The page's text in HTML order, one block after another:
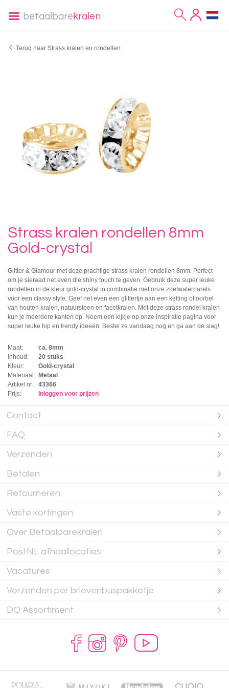
betaalbare kralen
Terug naar Strass kralen en rondellen
Strass kralen rondellen 8mm
Gold-crystal
Glitter & Glamour met deze prachtige strass kralen rondellen 8mm. Perfect
om je sieraad net even die shiny touch te geven. Gebruik deze super leuke
rondellen in de kleur gold-crystal in combinatie met onze zoetwaterparels
voor een classy style. Geef net even een glittertje aan een ketting of oorbel
van houten kralen, natuursteen en facetkralen. Met deze strass rondel kralen
kun je meerdere kanten op. Neem een kijkje op onze inspiratie pagina voor
super leuke hip en trendy ideeën. Bestel ze vandaag nog en ga aan de slag!
Maat:
ca. 8mm
Inhoud:
20 stuks
Kleur:
Gold-crystal
Materiaal: Metaal
Artikel nr:
43366
Prijs:
Inloggen voor prijzen
Contact
FAQ
Verzenden
Betalen
Retourneren
Vaste kortingen
Over Betaalbarekralen
PostNL afhaallocaties
Vacatures
Verzenden per brievenbuspakketje
DQ Assortiment